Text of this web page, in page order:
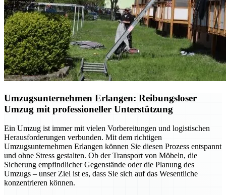
Umzugsunternehmen Erlangen: Reibungsloser
Umzug mit professioneller Unterstützung
Ein Umzug ist immer mit vielen Vorbereitungen und logistischen
Herausforderungen verbunden. Mit dem richtigen
Umzugsunternehmen Erlangen können Sie diesen Prozess entspannt
und ohne Stress gestalten. Ob der Transport von Möbeln, die
Sicherung empfindlicher Gegenstände oder die Planung des
Umzugs – unser Ziel ist es, dass Sie sich auf das Wesentliche
konzentrieren können.